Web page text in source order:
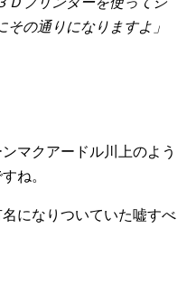
の通りになりますよ」
マクアードル川上のよう
ね。
になりついていた嘘すべ